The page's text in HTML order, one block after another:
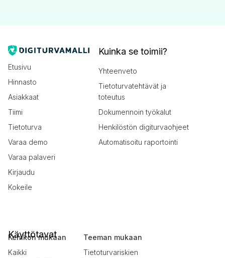
Etusivu
Hinnasto
Asiakkaat
Tiimi
Tietoturva
Varaa demo
Varaa palaveri
Kirjaudu
Kokeile
Kuinka se toimii?
Yhteenveto
Tietoturvatehtävät ja
toteutus
Dokumennoin työkalut
Henkilöstön digiturvaohjeet
Automatisoitu raportointi
Käyttötavat
Kehikon mukaan
Kaikki
Teeman mukaan
Tietoturvariskien